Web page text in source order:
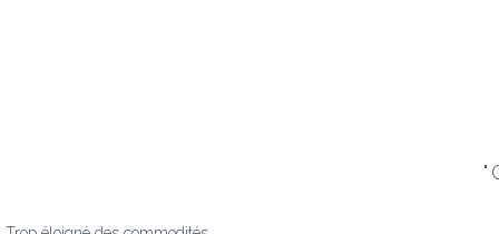
"